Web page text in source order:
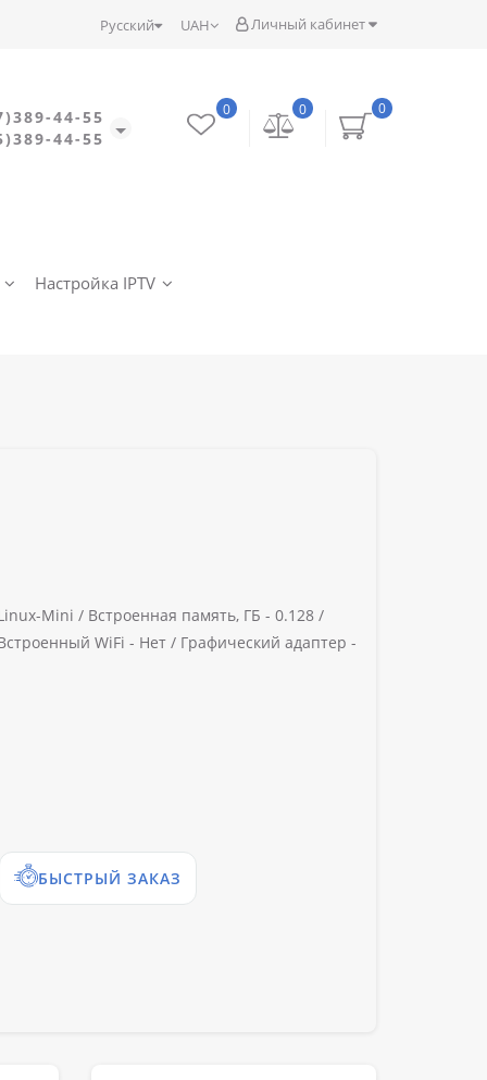
Личный кабинет
UAH
Русский
44-55
44-55
0
0
0
Настройка IPTV
Mini / Встроенная память, ГБ - 0.128 /
WiFi - Нет / Графический адаптер -
БЫСТРЫЙ ЗАКАЗ